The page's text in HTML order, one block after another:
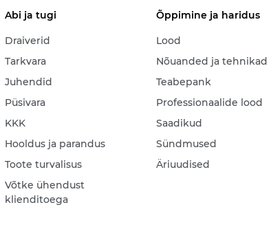
Abi ja tugi
Draiverid
Tarkvara
Juhendid
Püsivara
KKK
Hooldus ja parandus
Toote turvalisus
Võtke ühendust
klienditoega
Õppimine ja haridus
Lood
Nõuanded ja tehnikad
Teabepank
Professionaalide lood
Saadikud
Sündmused
Äriuudised